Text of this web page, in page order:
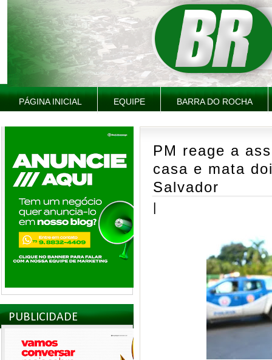
PÁGINA INICIAL EQUIPE BARRA DO ROCHA
PUBLICIDADE
PM reage a
casa e mata
Salvador
|